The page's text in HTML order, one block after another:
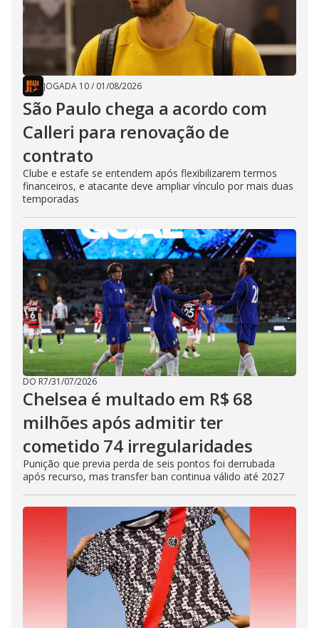
JOGADA 10/ 01/08/2026
São Paulo chega a acordo com
Calleri para renovação de
contrato
Clube e estafe se entendem após flexibilizarem termos
financeiros, e atacante deve ampliar vínculo por mais duas
temporadas
DO R7/31/07/2026
Chelsea é multado em R$ 68
milhões após admitir ter
cometido 74 irregularidades
Punição que previa perda de seis pontos foi derrubada
após recurso, mas transfer ban continua válido até 2027